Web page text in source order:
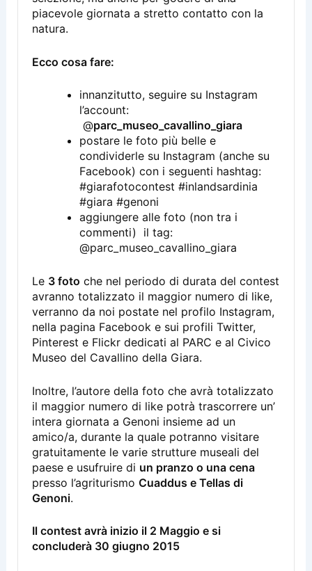
piacevole giornata a stretto contatto con la
natura.
Ecco cosa fare:
innanzitutto, seguire su Instagram
l’account:
@parc_museo_cavallino_giara
postare le foto più belle e
condividerle su Instagram (anche su
Facebook) con i seguenti hashtag:
#giarafotocontest #inlandsardinia
#giara #genoni
aggiungere alle foto (non tra i
commenti) il tag:
@parc_museo_cavallino_giara
Le 3 foto che nel periodo di durata del contest
avranno totalizzato il maggior numero di like,
verranno da noi postate nel profilo Instagram,
nella pagina Facebook e sui profili Twitter,
Pinterest e Flickr dedicati al PARC e al Civico
Museo del Cavallino della Giara.
Inoltre, l’autore della foto che avrà totalizzato
il maggior numero di like potrà trascorrere un’
intera giornata a Genoni insieme ad un
amico/a, durante la quale potranno visitare
gratuitamente le varie strutture museali del
paese e usufruire di un pranzo o una cena
presso l’agriturismo Cuaddus e Tellas di
Genoni.
Il contest avrà inizio il 2 Maggio e si
concluderà 30 giugno 2015